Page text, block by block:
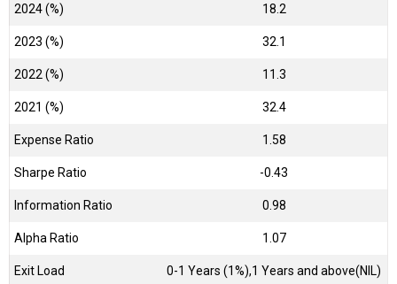
2024 (%) 18.2
2023 (%) 32.1
2022 (%) 11.3
2021 (%) 32.4
Expense Ratio 1.58
Sharpe Ratio -0.43
Information Ratio 0.98
Alpha Ratio 1.07
Exit Load 0-1 Years (1%),1 Years and above(NIL)